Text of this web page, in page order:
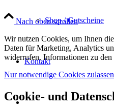
Shop / Gutscheine
Kontakt
Nach oben scrollen
Wir nutzen Cookies, um Ihnen
Daten für Marketing, Analytics
widerrufen. Informationen zu
Nur notwendige Cookies zulassen
Cookie- und